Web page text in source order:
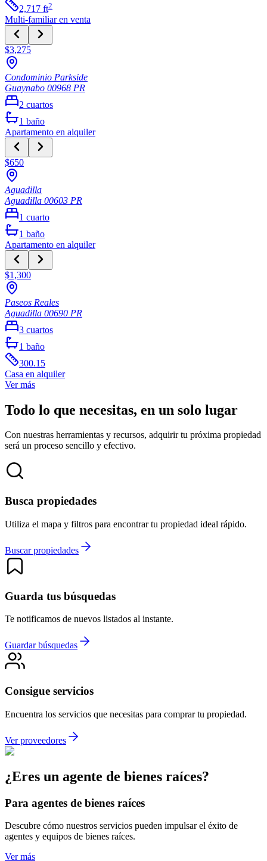
2,717 ft2
Multi-familiar en venta
$3,275
Condominio Parkside
Guaynabo 00968 PR
2 cuartos
1 baño
Apartamento en alquiler
$650
Aguadilla
Aguadilla 00603 PR
1 cuarto
1 baño
Apartamento en alquiler
$1,300
Paseos Reales
Aguadilla 00690 PR
3 cuartos
1 baño
300.15
Casa en alquiler
Ver más
Todo lo que necesitas, en un solo lugar
Con nuestras herramientas y recursos, adquirir tu próxima propiedad
será un proceso sencillo y efectivo.
Busca propiedades
Utiliza el mapa y filtros para encontrar tu propiedad ideal rápido.
Buscar propiedades
Guarda tus búsquedas
Te notificamos de nuevos listados al instante.
Guardar búsquedas
Consigue servicios
Encuentra los servicios que necesitas para comprar tu propiedad.
Ver proveedores
¿Eres un agente de bienes raíces?
Para agentes de bienes raíces
Descubre cómo nuestros servicios pueden impulsar el éxito de
agentes y equipos de bienes raíces.
Ver más